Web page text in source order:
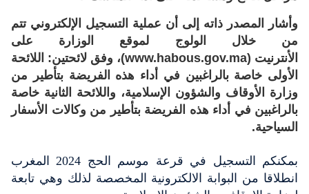
وأشار المصدر ذاته إلى أن عملية التسجيل الإلكتروني تتم
من خلال الولوج لموقع الوزارة على
الأنترنيت (www.habous.gov.ma)
، وفق لائحتين: اللائحة
الأولى خاصة بالراغبين في أداء هذه الفريضة بتأطير من
وزارة الأوقاف والشؤون الإسلامية، واللائحة الثانية خاصة
بالراغبين في أداء هذه الفريضة بتأطير من وكالات الأسفار
السياحية.
بمكنكم التسجيل في قرعة موسم الحج 2024 المغرب
انطلاقا من البوابة الالكترونية المخصصة لذلك وهي تابعة